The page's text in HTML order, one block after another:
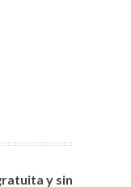
y sin